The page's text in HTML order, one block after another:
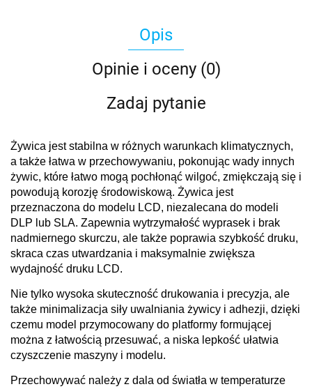
Opis
Opinie i oceny (0)
Zadaj pytanie
Żywica jest stabilna w różnych warunkach klimatycznych,
a także łatwa w przechowywaniu, pokonując wady innych
żywic, które łatwo mogą pochłonąć wilgoć, zmiękczają się i
powodują korozję środowiskową. Żywica jest
przeznaczona do modelu LCD, niezalecana do modeli
DLP lub SLA. Zapewnia wytrzymałość wyprasek i brak
nadmiernego skurczu, ale także poprawia szybkość druku,
skraca czas utwardzania i maksymalnie zwiększa
wydajność druku LCD.
Nie tylko wysoka skuteczność drukowania i precyzja, ale
także minimalizacja siły uwalniania żywicy i adhezji, dzięki
czemu model przymocowany do platformy formującej
można z łatwością przesuwać, a niska lepkość ułatwia
czyszczenie maszyny i modelu.
Przechowywać należy z dala od światła w temperaturze